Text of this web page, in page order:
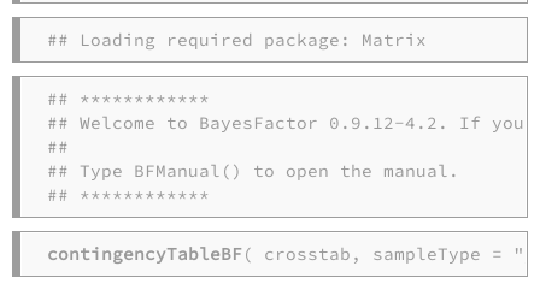
## Loading required package: Matrix
## ************
## Welcome to BayesFactor 0.9.12-4.2. If you
##
## Type BFManual() to open the manual.
## ************
contingencyTableBF( crosstab, sampleType =